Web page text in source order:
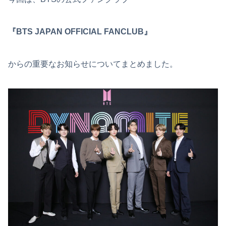
『BTS JAPAN OFFICIAL FANCLUB』
からの重要なお知らせについてまとめました。